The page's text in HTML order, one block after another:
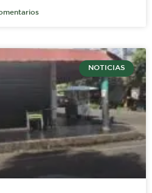
NOTICIAS